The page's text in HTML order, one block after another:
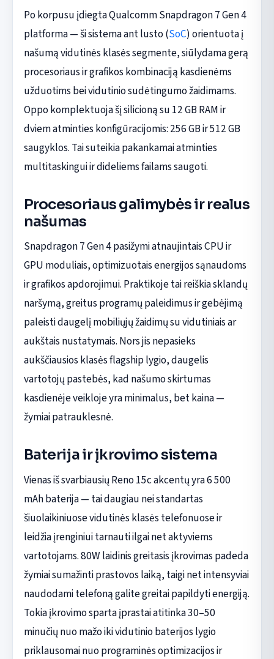
Po korpusu įdiegta Qualcomm Snapdragon 7 Gen 4
platforma — ši sistema ant lusto (SoC) orientuota į
našumą vidutinės klasės segmente, siūlydama gerą
procesoriaus ir grafikos kombinaciją kasdienėms
užduotims bei vidutinio sudėtingumo žaidimams.
Oppo komplektuoja šį silicioną su 12 GB RAM ir
dviem atminties konfigūracijomis: 256 GB ir 512 GB
saugyklos. Tai suteikia pakankamai atminties
multitaskingui ir dideliems failams saugoti.
Procesoriaus galimybės ir realus
našumas
Snapdragon 7 Gen 4 pasižymi atnaujintais CPU ir
GPU moduliais, optimizuotais energijos sąnaudoms
ir grafikos apdorojimui. Praktikoje tai reiškia sklandų
naršymą, greitus programų paleidimus ir gebėjimą
paleisti daugelį mobiliųjų žaidimų su vidutiniais ar
aukštais nustatymais. Nors jis nepasieks
aukščiausios klasės flagship lygio, daugelis
vartotojų pastebės, kad našumo skirtumas
kasdienėje veikloje yra minimalus, bet kaina —
žymiai patrauklesnė.
Baterija ir įkrovimo sistema
Vienas iš svarbiausių Reno 15c akcentų yra 6 500
mAh baterija — tai daugiau nei standartas
šiuolaikiniuose vidutinės klasės telefonuose ir
leidžia įrenginiui tarnauti ilgai net aktyviems
vartotojams. 80W laidinis greitasis įkrovimas padeda
žymiai sumažinti prastovos laiką, taigi net intensyviai
naudodami telefoną galite greitai papildyti energiją.
Tokia įkrovimo sparta įprastai atitinka 30–50
minučių nuo mažo iki vidutinio baterijos lygio
priklausomai nuo programinės optimizacijos ir